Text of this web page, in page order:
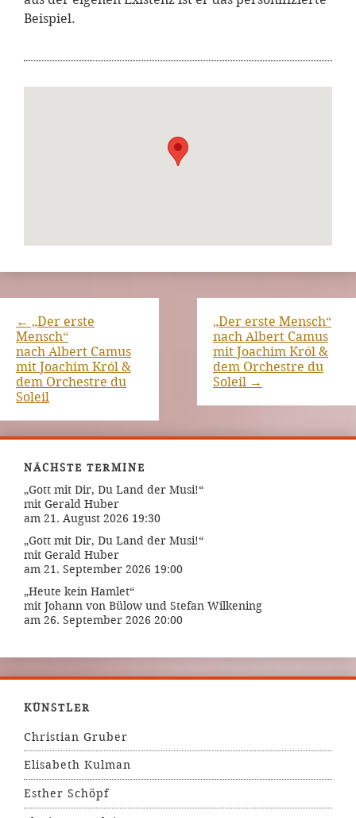
Beispiel.
← „Der erste
Mensch“
nach Albert Camus
mit Joachim Król &
dem Orchestre du
Soleil
„Der erste Mensch“
nach Albert Camus
mit Joachim Król &
dem Orchestre du
Soleil →
NÄCHSTE TERMINE
„Gott mit Dir, Du Land der Musi!“
mit Gerald Huber
am 21. August 2026 19:30
„Gott mit Dir, Du Land der Musi!“
mit Gerald Huber
am 21. September 2026 19:00
„Heute kein Hamlet“
mit Johann von Bülow und Stefan Wilkening
am 26. September 2026 20:00
KÜNSTLER
Christian Gruber
Elisabeth Kulman
Esther Schöpf